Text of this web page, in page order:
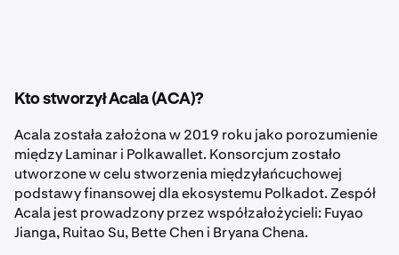
Kto stworzył Acala (ACA)?
Acala została założona w 2019 roku jako porozumienie
między Laminar i Polkawallet. Konsorcjum zostało
utworzone w celu stworzenia międzyłańcuchowej
podstawy finansowej dla ekosystemu Polkadot. Zespół
Acala jest prowadzony przez współzałożycieli: Fuyao
Jianga, Ruitao Su, Bette Chen i Bryana Chena.